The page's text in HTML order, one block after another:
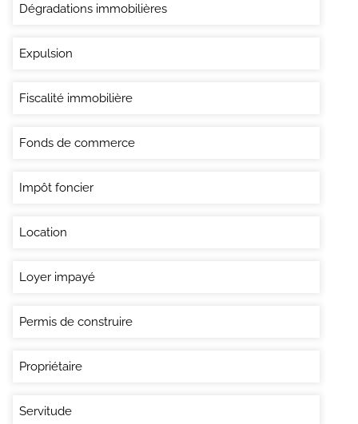
Dégradations immobilières
Expulsion
Fiscalité immobilière
Fonds de commerce
Impôt foncier
Location
Loyer impayé
Permis de construire
Propriétaire
Servitude